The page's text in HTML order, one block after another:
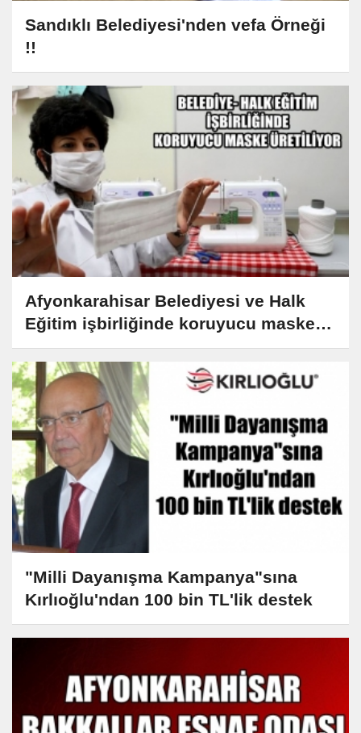
Sandıklı Belediyesi'nden vefa Örneği
!!
Afyonkarahisar Belediyesi ve Halk
Eğitim işbirliğinde koruyucu maske
üretiliyor
"Milli Dayanışma Kampanya"sına
Kırlıoğlu'ndan 100 bin TL'lik destek